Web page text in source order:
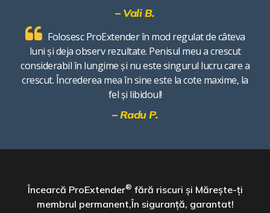
– Vali B.
Folosesc ProExtender în mod regulat de câteva
luni și deja observ rezultate. Penisul meu a crescut
considerabil în lungime și nu este singurul lucru care a
crescut. Încrederea mea în sine este la cote maxime, la
fel și libidoul!
– Radu P.
Încearcă ProExtender® fără riscuri și Mărește-ți
membrul permanent,În siguranță, garantat!